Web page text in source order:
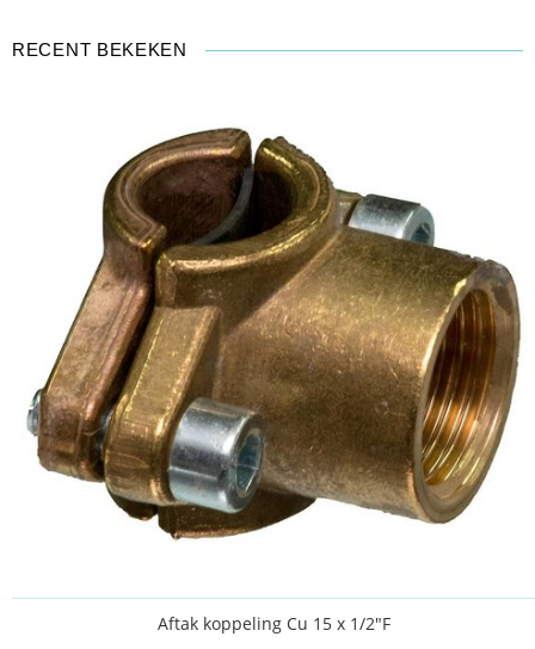
RECENT BEKEKEN
Aftak koppeling Cu 15 x 1/2"F